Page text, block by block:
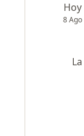
Hoy
8 Ago